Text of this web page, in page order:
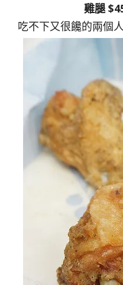
雞腿
吃不下又很饞的兩個